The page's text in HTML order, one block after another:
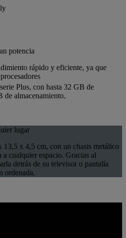
potencia
rápido y eficiente, ya que
Plus, con hasta 32 GB de
almacenamiento.
lugar
13,5 x 4,5 cm, con un chasis metálico
cualquier espacio. Gracias al
detrás de su televisor o pantalla
ordenada.